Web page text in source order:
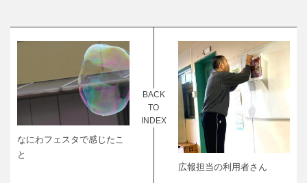
なにわフェスタで感じたこ
と
BACK
TO
INDEX
広報担当の利用者さん